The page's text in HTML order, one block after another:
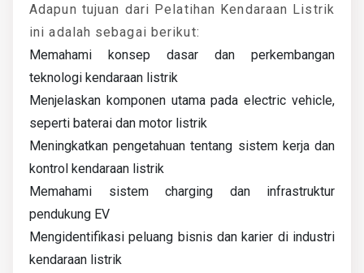
Adapun tujuan dari Pelatihan Kendaraan Listrik
ini adalah sebagai berikut:
Memahami konsep dasar dan perkembangan
teknologi kendaraan listrik
Menjelaskan komponen utama pada electric vehicle,
seperti baterai dan motor listrik
Meningkatkan pengetahuan tentang sistem kerja dan
kontrol kendaraan listrik
Memahami sistem charging dan infrastruktur
pendukung EV
Mengidentifikasi peluang bisnis dan karier di industri
kendaraan listrik